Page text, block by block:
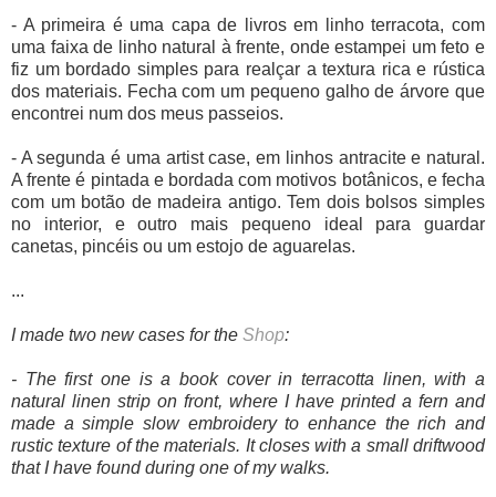
- A primeira é uma capa de livros em linho terracota, com
uma faixa de linho natural à frente, onde estampei um feto e
fiz um bordado simples para realçar a textura rica e rústica
dos materiais. Fecha com um pequeno galho de árvore que
encontrei num dos meus passeios.
- A segunda é uma artist case, em linhos antracite e natural.
A frente é pintada e bordada com motivos botânicos, e fecha
com um botão de madeira antigo. Tem dois bolsos simples
no interior, e outro mais pequeno ideal para guardar
canetas, pincéis ou um estojo de aguarelas.
...
I made two new cases for the Shop:
- The first one is a book cover in terracotta linen, with a
natural linen strip on front, where I have printed a fern and
made a simple slow embroidery to enhance the rich and
rustic texture of the materials. It closes with a small driftwood
that I have found during one of my walks.